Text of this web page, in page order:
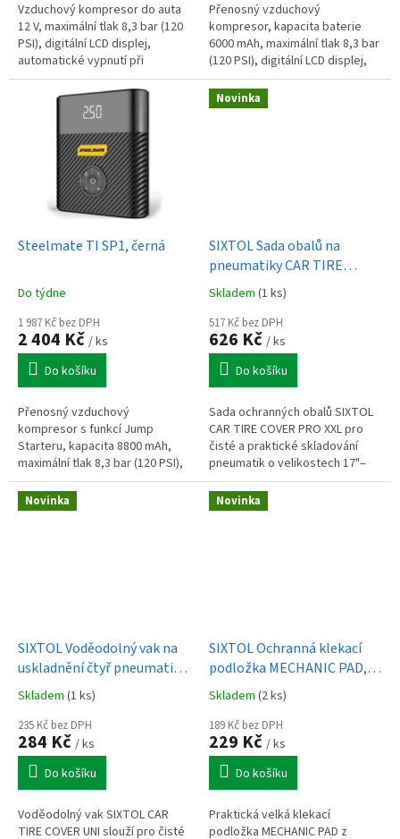
Vzduchový kompresor do auta
12 V, maximální tlak 8,3 bar (120
PSI), digitální LCD displej,
automatické vypnutí při
dosažení nastaveného tlaku,
LED osvětlení s režimem svícení
Přenosný vzduchový
kompresor, kapacita baterie
6000 mAh, maximální tlak 8,3 bar
(120 PSI), digitální LCD displej,
funkce powerbanky,
automatické vypnutí při
dosažení nastaveného...
Steelmate TI SP1, černá
Do týdne
1 987 Kč bez DPH
2 404 Kč / ks
Do košíku
Přenosný vzduchový
kompresor s funkcí Jump
Starteru, kapacita 8800 mAh,
maximální tlak 8,3 bar (120 PSI),
digitální LCD displej, funkce
powerbanky, LED svítilna, 4
režimy...
Novinka
SIXTOL Sada obalů na
pneumatiky CAR TIRE
COVER PRO XXL, 17"–20", 4
Skladem (1 ks)
517 Kč bez DPH
626 Kč / ks
Do košíku
Sada ochranných obalů SIXTOL
CAR TIRE COVER PRO XXL pro
čisté a praktické skladování
pneumatik o velikostech 17"–
20" během sezóny i mimo ni.
Novinka
SIXTOL Voděodolný vak na
uskladnění čtyř pneumatik
CAR TIRE COVER UNI, 80 ×
Skladem (1 ks)
235 Kč bez DPH
284 Kč / ks
Do košíku
Voděodolný vak SIXTOL CAR
TIRE COVER UNI slouží pro čisté
Novinka
SIXTOL Ochranná klekací
podložka MECHANIC PAD,
48 x 35 x 3,6 cm
Skladem (2 ks)
189 Kč bez DPH
229 Kč / ks
Do košíku
Praktická velká klekací
podložka MECHANIC PAD z